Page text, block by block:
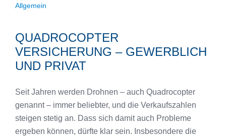
Allgemein
QUADROCOPTER
VERSICHERUNG – GEWERBLICH
UND PRIVAT
Seit Jahren werden Drohnen – auch Quadrocopter
genannt – immer beliebter, und die Verkaufszahlen
steigen stetig an. Dass sich damit auch Probleme
ergeben können, dürfte klar sein. Insbesondere die